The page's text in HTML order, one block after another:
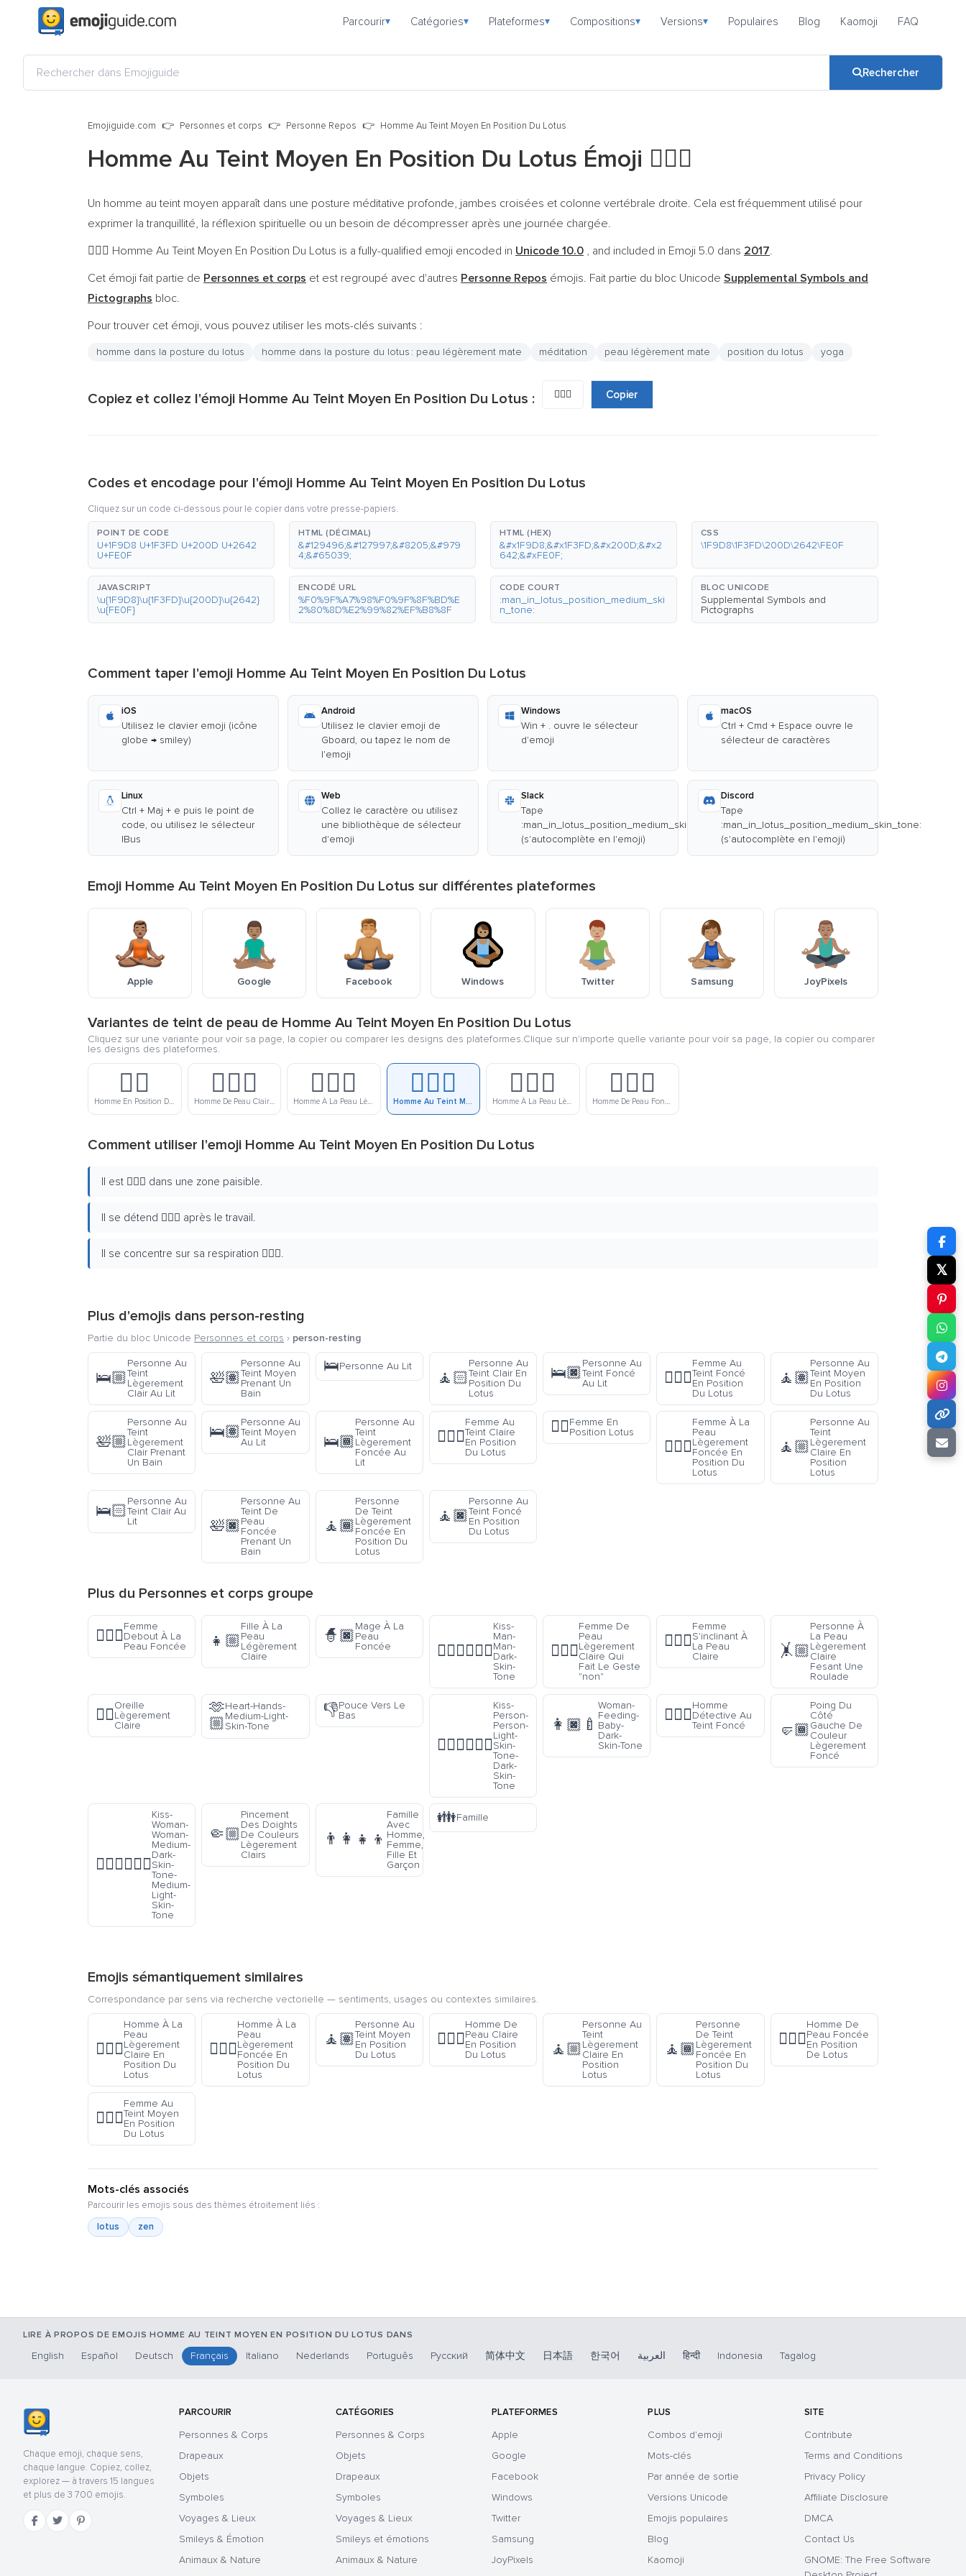
Parcourir▾ Catégories▾ Plateformes▾ Compositions▾ Versions▾ Populaires Blog Kaomoji FAQ
Rechercher
Emojiguide.com Personnes et corps Personne Repos Homme Au Teint Moyen En Position Du Lotus
Homme Au Teint Moyen En Position Du Lotus Émoji 🧘🏽‍♂️
Un homme au teint moyen apparaît dans une posture méditative profonde, jambes croisées et colonne vertébrale droite. Cela est fréquemment utilisé pour
exprimer la tranquillité, la réflexion spirituelle ou un besoin de décompresser après une journée chargée.
🧘🏽‍♂️ Homme Au Teint Moyen En Position Du Lotus is a fully-qualified emoji encoded in Unicode 10.0 , and included in Emoji 5.0 dans 2017.
Cet émoji fait partie de Personnes et corps et est regroupé avec d'autres Personne Repos émojis. Fait partie du bloc Unicode Supplemental Symbols and
Pictographs bloc.
Pour trouver cet émoji, vous pouvez utiliser les mots-clés suivants :
homme dans la posture du lotus homme dans la posture du lotus : peau légèrement mate méditation peau légèrement mate position du lotus yoga
Copiez et collez l'émoji Homme Au Teint Moyen En Position Du Lotus : 🧘🏽‍♂️ Copier
Codes et encodage pour l'émoji Homme Au Teint Moyen En Position Du Lotus
Cliquez sur un code ci-dessous pour le copier dans votre presse-papiers.
POINT DE CODE
U+1F9D8 U+1F3FD U+200D U+2642
U+FE0F
HTML (DÉCIMAL)
&#129496;&#127997;&#8205;&#979
4;&#65039;
HTML (HEX)
&#x1F9D8;&#x1F3FD;&#x200D;&#x2
642;&#xFE0F;
CSS
\1F9D8\1F3FD\200D\2642\FE0F
JAVASCRIPT
\u{1F9D8}\u{1F3FD}\u{200D}\u{2642}
\u{FE0F}
ENCODÉ URL
%F0%9F%A7%98%F0%9F%8F%BD%E
2%80%8D%E2%99%82%EF%B8%8F
CODE COURT
:man_in_lotus_position_medium_ski
n_tone:
BLOC UNICODE
Supplemental Symbols and
Pictographs
Comment taper l'emoji Homme Au Teint Moyen En Position Du Lotus
iOS
Utilisez le clavier emoji (icône
globe → smiley)
Android
Utilisez le clavier emoji de
Gboard, ou tapez le nom de
l'emoji
Windows
Win + . ouvre le sélecteur
d'emoji
macOS
Ctrl + Cmd + Espace ouvre le
sélecteur de caractères
Linux
Ctrl + Maj + e puis le point de
code, ou utilisez le sélecteur
IBus
Web
Collez le caractère ou utilisez
une bibliothèque de sélecteur
d'emoji
Slack
Tape
:man_in_lotus_position_medium_skin_tone:
(s'autocomplète en l'emoji)
Discord
Tape
:man_in_lotus_position_medium_skin_tone:
(s'autocomplète en l'emoji)
Emoji Homme Au Teint Moyen En Position Du Lotus sur différentes plateformes
Apple Google Facebook Windows Twitter Samsung JoyPixels
Variantes de teint de peau de Homme Au Teint Moyen En Position Du Lotus
Cliquez sur une variante pour voir sa page, la copier ou comparer les designs des plateformes.Clique sur n'importe quelle variante pour voir sa page, la copier ou comparer
les designs des plateformes.
🧘‍♂️
Homme En Position Du Lotus
🧘🏻‍♂️
Homme De Peau Claire En Position Du Lotus
🧘🏼‍♂️
Homme À La Peau Lègerement Claire En Position Du Lotus
🧘🏽‍♂️
Homme Au Teint Moyen En Position Du Lotus
🧘🏾‍♂️
Homme À La Peau Lègerement Foncée En Position Du Lotus
🧘🏿‍♂️
Homme De Peau Foncée En Position De Lotus
Comment utiliser l'emoji Homme Au Teint Moyen En Position Du Lotus
Il est 🧘🏽‍♂️ dans une zone paisible.
Il se détend 🧘🏽‍♂️ après le travail.
Il se concentre sur sa respiration 🧘🏽‍♂️.
Plus d'emojis dans person-resting
Partie du bloc Unicode Personnes et corps › person-resting
🛌🏼
Personne Au
Teint
Lègerement
Clair Au Lit
🛀🏽
Personne Au
Teint Moyen
Prenant Un
Bain
🛌Personne Au Lit
🧘🏻
Personne Au
Teint Clair En
Position Du
Lotus
🛌🏿
Personne Au
Teint Foncé
Au Lit
🧘🏿‍♀️
Femme Au
Teint Foncé
En Position
Du Lotus
🧘🏽
Personne Au
Teint Moyen
En Position
Du Lotus
🛀🏼
Personne Au
Teint
Lègerement
Clair Prenant
Un Bain
🛌🏽
Personne Au
Teint Moyen
Au Lit
🛌🏾
Personne Au
Teint
Lègerement
Foncée Au
Lit
🧘🏻‍♀️
Femme Au
Teint Claire
En Position
Du Lotus
🧘‍♀️Femme En
Position Lotus
🧘🏾‍♀️
Femme À La
Peau
Lègerement
Foncée En
Position Du
Lotus
🧘🏼
Personne Au
Teint
Lègerement
Claire En
Position
Lotus
🛌🏻
Personne Au
Teint Clair Au
Lit
🛀🏿
Personne Au
Teint De
Peau
Foncée
Prenant Un
Bain
🧘🏾
Personne
De Teint
Lègerement
Foncée En
Position Du
Lotus
🧘🏿
Personne Au
Teint Foncé
En Position
Du Lotus
Plus du Personnes et corps groupe
🧍🏿‍♀️
Femme
Debout À La
Peau Foncée
👧🏼
Fille À La
Peau
Légèrement
Claire
🧙🏿
Mage À La
Peau
Foncée
👨🏿‍❤️‍💋‍👨🏿
Kiss-
Man-
Man-
Dark-
Skin-
Tone
🙅🏼‍♀️
Femme De
Peau
Lègerement
Claire Qui
Fait Le Geste
"non"
🙇🏻‍♀️
Femme
S'inclinant À
La Peau
Claire
🤸🏼
Personne À
La Peau
Lègerement
Claire
Fesant Une
Roulade
👂🏼
Oreille
Lègerement
Claire
🫶
🏼
Heart-Hands-
Medium-Light-
Skin-Tone
👎Pouce Vers Le
Bas
🧑🏻‍❤️‍💋‍🧑🏿
Kiss-
Person-
Person-
Light-
Skin-
Tone-
Dark-
Skin-
Tone
👩🏿‍🍼
Woman-
Feeding-
Baby-
Dark-
Skin-Tone
🕵🏿‍♂️
Homme
Détective Au
Teint Foncé
🤛🏾
Poing Du
Côté
Gauche De
Couleur
Lègerement
Foncé
👩🏾‍❤️‍💋‍👩🏼
Kiss-
Woman-
Woman-
Medium-
Dark-
Skin-
Tone-
Medium-
Light-
Skin-
Tone
🤏🏼
Pincement
Des Doights
De Couleurs
Lègerement
Clairs
👨‍👩‍👧‍👦
Famille
Avec
Homme,
Femme,
Fille Et
Garçon
👪Famille
Emojis sémantiquement similaires
Correspondance par sens via recherche vectorielle — sentiments, usages ou contextes similaires.
🧘🏼‍♂️
Homme À La
Peau
Lègerement
Claire En
Position Du
Lotus
🧘🏾‍♂️
Homme À La
Peau
Lègerement
Foncée En
Position Du
Lotus
🧘🏽
Personne Au
Teint Moyen
En Position
Du Lotus
🧘🏻‍♂️
Homme De
Peau Claire
En Position
Du Lotus
🧘🏼
Personne Au
Teint
Lègerement
Claire En
Position
Lotus
🧘🏾
Personne
De Teint
Lègerement
Foncée En
Position Du
Lotus
🧘🏿‍♂️
Homme De
Peau Foncée
En Position
De Lotus
🧘🏽‍♀️
Femme Au
Teint Moyen
En Position
Du Lotus
Mots-clés associés
Parcourir les emojis sous des thèmes étroitement liés :
lotus
zen
𝕏
LIRE À PROPOS DE EMOJIS HOMME AU TEINT MOYEN EN POSITION DU LOTUS DANS
English Español Deutsch Français Italiano Nederlands Português Русский 简体中文 日本語 한국어 العربية हिन्दी Indonesia Tagalog
Chaque emoji, chaque sens,
chaque langue. Copiez, collez,
explorez — à travers 15 langues
et plus de 3 700 emojis.
PARCOURIR
Personnes & Corps
Drapeaux
Objets
Symboles
Voyages & Lieux
Smileys & Émotion
Animaux & Nature
CATÉGORIES
Personnes & Corps
Objets
Drapeaux
Symboles
Voyages & Lieux
Smileys et émotions
Animaux & Nature
PLATEFORMES
Apple
Google
Facebook
Windows
Twitter
Samsung
JoyPixels
PLUS
Combos d'emoji
Mots-clés
Par année de sortie
Versions Unicode
Emojis populaires
Blog
Kaomoji
SITE
Contribute
Terms and Conditions
Privacy Policy
Affiliate Disclosure
DMCA
Contact Us
GNOME: The Free Software